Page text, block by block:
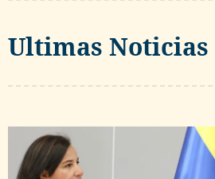
Ultimas Noticias